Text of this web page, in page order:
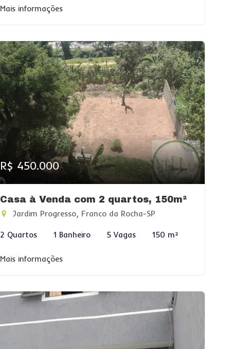
Mais informações
R$ 450.000
Casa à Venda com 2 quartos, 150m²
Jardim Progresso, Franco da Rocha-SP
2 Quartos 1 Banheiro 5 Vagas 150 m²
Mais informações